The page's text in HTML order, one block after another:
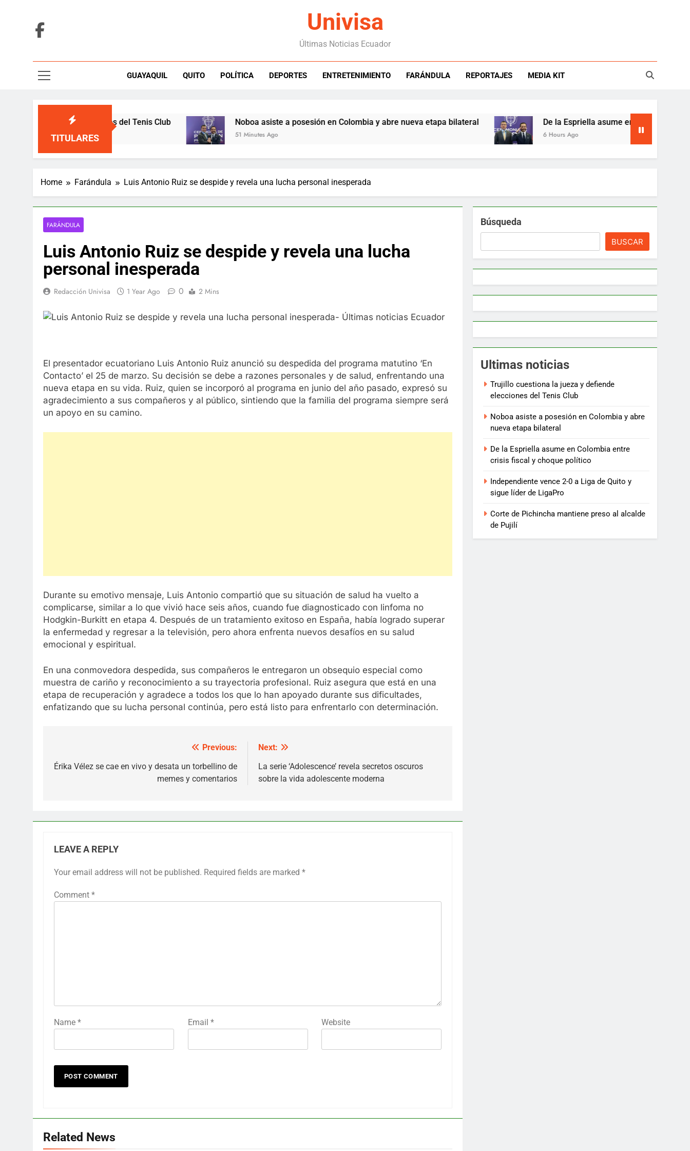
Univisa
Últimas Noticias Ecuador
GUAYAQUIL QUITO POLÍTICA DEPORTES ENTRETENIMIENTO FARÁNDULA REPORTAJES MEDIA KIT
TITULARES
y defiende elecciones del Tenis Club Noboa asiste a posesión en Colombia y abre nueva etapa bilateral
51 Minutes Ago
De la Espriella asume en Colombia entre
6 Hours Ago
Home Farándula Luis Antonio Ruiz se despide y revela una lucha personal inesperada
FARÁNDULA
Luis Antonio Ruiz se despide y revela una lucha
personal inesperada
Redacción Univisa 1 Year Ago 0 2 Mins
El presentador ecuatoriano Luis Antonio Ruiz anunció su despedida del programa matutino ‘En
Contacto’ el 25 de marzo. Su decisión se debe a razones personales y de salud, enfrentando una
nueva etapa en su vida. Ruiz, quien se incorporó al programa en junio del año pasado, expresó su
agradecimiento a sus compañeros y al público, sintiendo que la familia del programa siempre será
un apoyo en su camino.
Durante su emotivo mensaje, Luis Antonio compartió que su situación de salud ha vuelto a
complicarse, similar a lo que vivió hace seis años, cuando fue diagnosticado con linfoma no
Hodgkin-Burkitt en etapa 4. Después de un tratamiento exitoso en España, había logrado superar
la enfermedad y regresar a la televisión, pero ahora enfrenta nuevos desafíos en su salud
emocional y espiritual.
En una conmovedora despedida, sus compañeros le entregaron un obsequio especial como
muestra de cariño y reconocimiento a su trayectoria profesional. Ruiz asegura que está en una
etapa de recuperación y agradece a todos los que lo han apoyado durante sus dificultades,
enfatizando que su lucha personal continúa, pero está listo para enfrentarlo con determinación.
navigation
Previous:
Érika Vélez se cae en vivo y desata un torbellino de
memes y comentarios
Next:
La serie ‘Adolescence’ revela secretos oscuros
sobre la vida adolescente moderna
LEAVE A REPLY
Your email address will not be published. Required fields are marked *
Comment *
Name * Email * Website
Related News
Búsqueda
BUSCAR
Ultimas noticias
Trujillo cuestiona la jueza y defiende
elecciones del Tenis Club
Noboa asiste a posesión en Colombia y abre
nueva etapa bilateral
De la Espriella asume en Colombia entre
crisis fiscal y choque político
Independiente vence 2-0 a Liga de Quito y
sigue líder de LigaPro
Corte de Pichincha mantiene preso al alcalde
de Pujilí